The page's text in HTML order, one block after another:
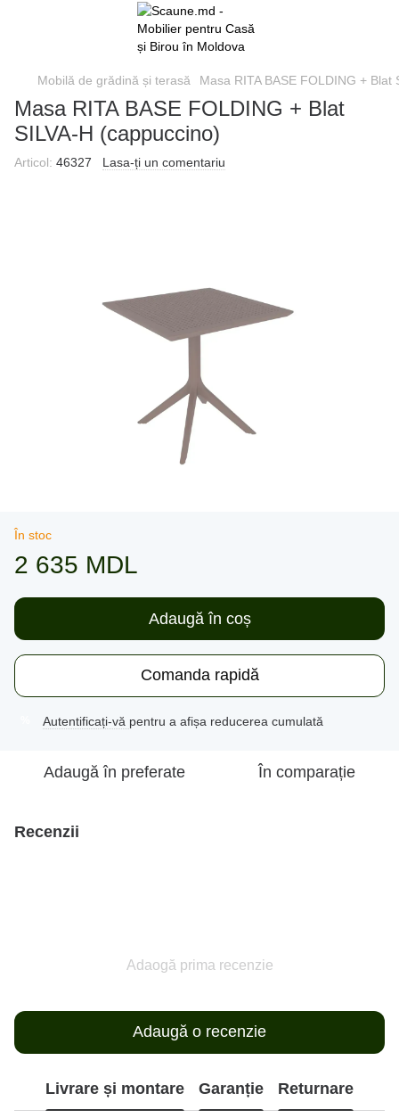
Mobilă de grădină și terasă Masa RITA BASE FOLDING + Blat
Masa RITA BASE FOLDING + Blat
SILVA-H (cappuccino)
Articol: 46327 Lasa-ți un comentariu
În stoc
2 635 MDL
Adaugă în coș
Comanda rapidă
Autentificați-vă pentru a afișa reducerea cumulată
Adaugă în preferate În comparație
Recenzii
Adaogă prima recenzie
Adaugă o recenzie
Livrare și montare Garanție Returnare